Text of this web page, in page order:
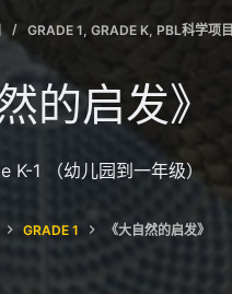
GRADE 1, GRADE K, PBL科学项目
的启发》
K-1 （幼儿园到一年级）
GRADE 1 《大自然的启发》